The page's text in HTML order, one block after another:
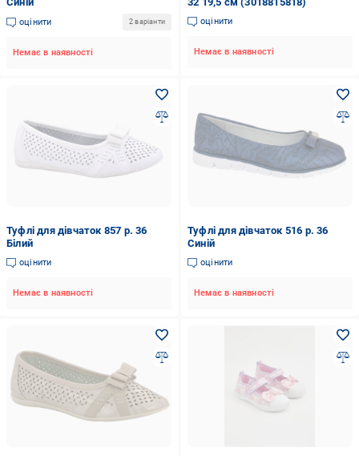
оцінити 2 варіанти
Немає в наявності
оцінити
Немає в наявності
Туфлі для дівчаток 857 р. 36
Білий
оцінити
Немає в наявності
Туфлі для дівчаток 516 р. 36
Синій
оцінити
Немає в наявності